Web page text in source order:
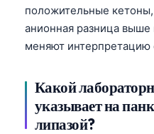
положительные
анионная разница
меняют интерпретацию
Какой
указывает на
липазой?